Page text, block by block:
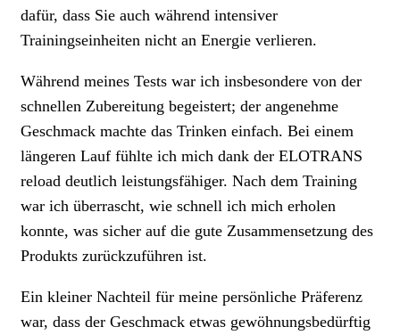
dafür, dass Sie auch während intensiver
Trainingseinheiten nicht an Energie verlieren.
Während meines Tests war ich insbesondere von der
schnellen Zubereitung begeistert; der angenehme
Geschmack machte das Trinken einfach. Bei einem
längeren Lauf fühlte ich mich dank der ELOTRANS
reload deutlich leistungsfähiger. Nach dem Training
war ich überrascht, wie schnell ich mich erholen
konnte, was sicher auf die gute Zusammensetzung des
Produkts zurückzuführen ist.
Ein kleiner Nachteil für meine persönliche Präferenz
war, dass der Geschmack etwas gewöhnungsbedürftig